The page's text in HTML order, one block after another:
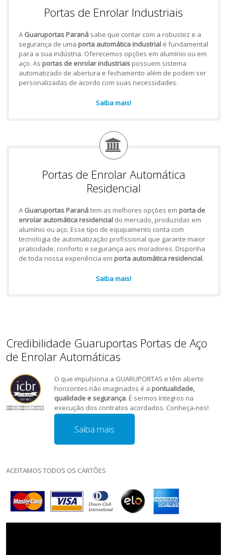
Portas de Enrolar Industriais
A Guaruportas Paranásabe que contar com a robustez e a
segurança de uma porta automática industrialé fundamental
para a sua indústria. Oferecemos opções em alumínio ou em
aço. As portas de enrolar industriaispossuem sistema
automatizado de abertura e fechamento além de podem ser
personalizadas de acordo com suas necessidades.
Saiba mais!
Portas de Enrolar Automática
Residencial
A Guaruportas Paranátem as melhores opções em porta de
enrolar automática residencialdo mercado, produzidas em
alumínio ou aço. Esse tipo de equipamento conta com
tecnologia de automatização profissional que garante maior
praticidade, conforto e segurança aos moradores. Disponha
de toda nossa experiência em porta automática residencial.
Saiba mais!
Credibilidade Guaruportas Portas de Aço
de Enrolar Automáticas
O que impulsiona a GUARUPORTAS e têm aberto
horizontes não imaginados é a pontualidade,
qualidade e segurança. É sermos íntegros na
execução dos contratos acordados. Conheça-nos!
Saiba mais
ACEITAMOS TODOS OS CARTÕES